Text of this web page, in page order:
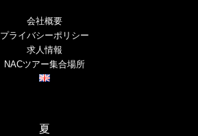
会社概要
プライバシーポリシー
求人情報
NACツアー集合場所
夏